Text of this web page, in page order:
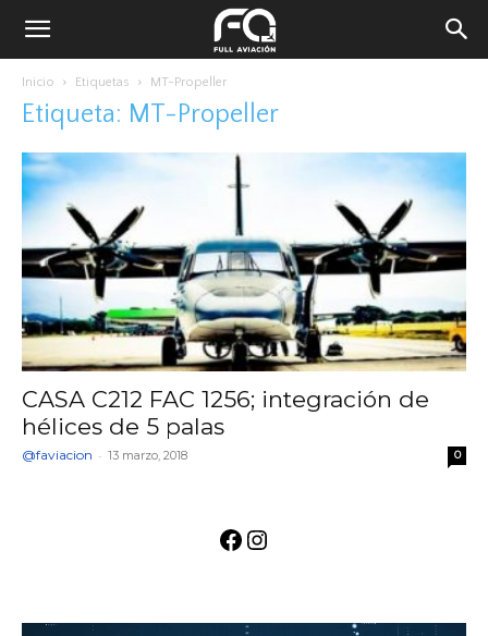
Inicio Etiquetas MT-Propeller
Etiqueta: MT-Propeller
CASA C212 FAC 1256; integración de
hélices de 5 palas
@faviacion - 13 marzo, 2018 0
Facebook
Instagram